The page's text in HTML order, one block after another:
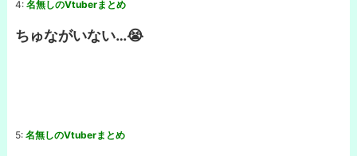
4: 名無しのVtuberまとめ
ちゅながいない…😭
5: 名無しのVtuberまとめ